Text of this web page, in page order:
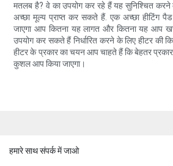
मतलब है? वे का उपयोग कर रहे हैं यह सुनिश्चित
अच्छा मूल्य प्राप्त कर सकते हैं. एक अच्छा हीटिंग पैड
जाएगा आप कितना यह लागत और कितना यह आप
उपयोग कर सकते हैं निर्धारित करने के लिए हीटर की
हीटर के प्रकार का चयन आप चाहते हैं कि बेहतर
कुशल आप किया जाएगा।
हमारे साथ संपर्क में जाओ